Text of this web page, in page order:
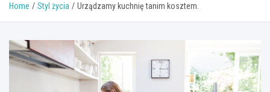
Home Styl życia Urządzamy kuchnię tanim kosztem.